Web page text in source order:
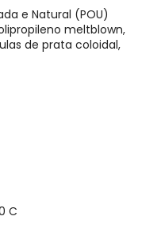
e Natural (POU)
meltblown,
de prata coloidal,
C